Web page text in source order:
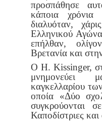
προσπάθησε
κάποια
διαλυόταν,
Ελληνικού
επήλθαν,
Βρετανία και
Ο H. Kissinger,
μνημονεύει
καγκελλαρίου
οποία «Δύο σχο
συγκρούονται
Καποδίστριες